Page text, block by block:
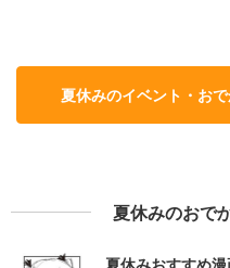
夏休みのイベント・お
夏休みのおで